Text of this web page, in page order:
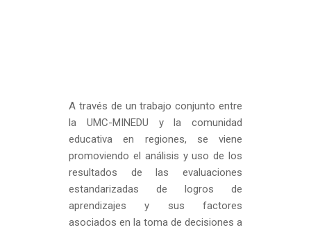
A través de un trabajo conjunto entre
la UMC-MINEDU y la comunidad
educativa en regiones, se viene
promoviendo el análisis y uso de los
resultados de las evaluaciones
estandarizadas de logros de
aprendizajes y sus factores
asociados en la toma de decisiones a